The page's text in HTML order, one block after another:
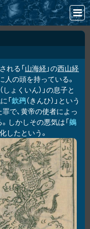
れる「山海経 」の西山経
人の頭を持っている。
（しょくいん）」の息子と
「欽䲹（きんひ）」という
で、黄帝の使者によっ
しかしその悪気は「鵕
したという。